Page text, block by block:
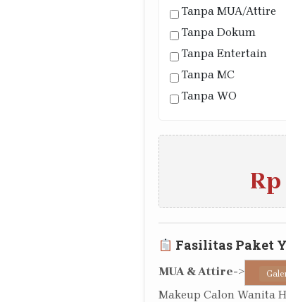
Tanpa MUA/Attire
Tanpa Dokum
Tanpa Entertain
Tanpa MC
Tanpa WO
Rp
Fasilitas Paket
MUA & Attire->
Makeup Calon Wanita